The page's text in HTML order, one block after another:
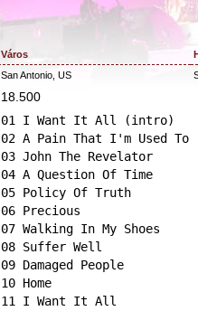
Város
San Antonio, US
18.500
01 I Want It All (intro)
02 A Pain That I'm Used To
03 John The Revelator
04 A Question Of Time
05 Policy Of Truth
06 Precious
07 Walking In My Shoes
08 Suffer Well
09 Damaged People
10 Home
11 I Want It All